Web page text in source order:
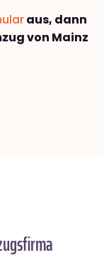
aus, dann
von Mainz